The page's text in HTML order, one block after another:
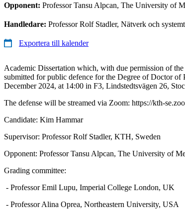
Opponent: Professor Tansu Alpcan, The University of
Handledare: Professor Rolf Stadler, Nätverk och
Exportera till kalender
Academic Dissertation which, with due permission of
submitted for public defence for the Degree of Doctor of
December 2024, at 14:00 in F3, Lindstedtsvägen 26,
The defense will be streamed via Zoom: https://kth-
Candidate: Kim Hammar
Supervisor: Professor Rolf Stadler, KTH, Sweden
Opponent: Professor Tansu Alpcan, The University of
Grading committee:
- Professor Emil Lupu, Imperial College London, UK
- Professor Alina Oprea, Northeastern University, USA